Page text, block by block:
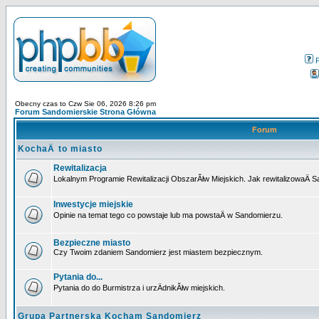
Obecny czas to Czw Sie 06, 2026 8:26 pm
Forum Sandomierskie Strona Główna
Forum
KochaÄ to miasto
Rewitalizacja
Lokalnym Programie Rewitalizacji ObszarĂłw Miejskich. Jak rewitalizowaÄ
Inwestycje miejskie
Opinie na temat tego co powstaje lub ma powstaÄ w Sandomierzu.
Bezpieczne miasto
Czy Twoim zdaniem Sandomierz jest miastem bezpiecznym.
Pytania do...
Pytania do do Burmistrza i urzÄdnikĂłw miejskich.
Grupa Partnerska Kocham Sandomierz